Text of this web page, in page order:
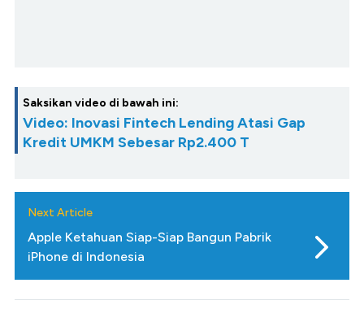
Saksikan video di bawah ini:
Video: Inovasi Fintech Lending Atasi Gap
Kredit UMKM Sebesar Rp2.400 T
Next Article
Apple Ketahuan Siap-Siap Bangun Pabrik
iPhone di Indonesia